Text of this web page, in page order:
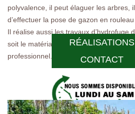
RÉALISATIONS
CONTACT
polyvalence, il peut élaguer les arbres,
d’effectuer la pose de gazon en
Il réalise aussi les travaux d’hydrofuge
soit le matériau. L’entretien de votre
professionnel.